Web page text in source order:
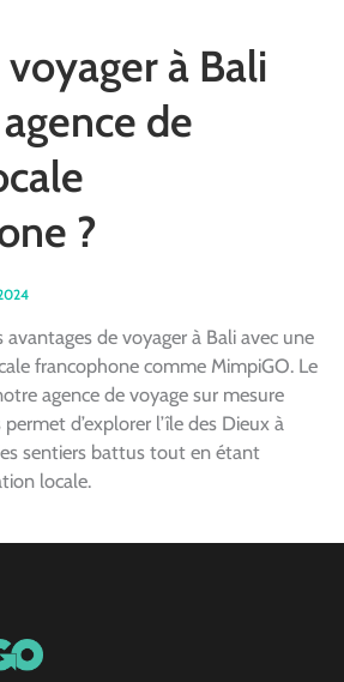
à Bali
de
?
de voyager à Bali avec une
francophone comme MimpiGO. Le
agence de voyage sur mesure
d’explorer l’île des Dieux à
sentiers battus tout en étant
locale.